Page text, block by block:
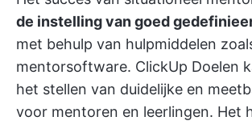
de instelling van goed
met behulp van hulpmiddelen
mentorsoftware. ClickUp Doelen
het stellen van duidelijke en
voor mentoren en leerlingen. Het